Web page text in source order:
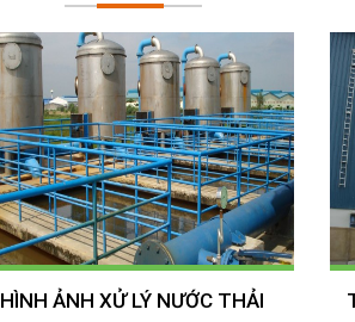
HÌNH ẢNH XỬ LÝ NƯỚC THẢI